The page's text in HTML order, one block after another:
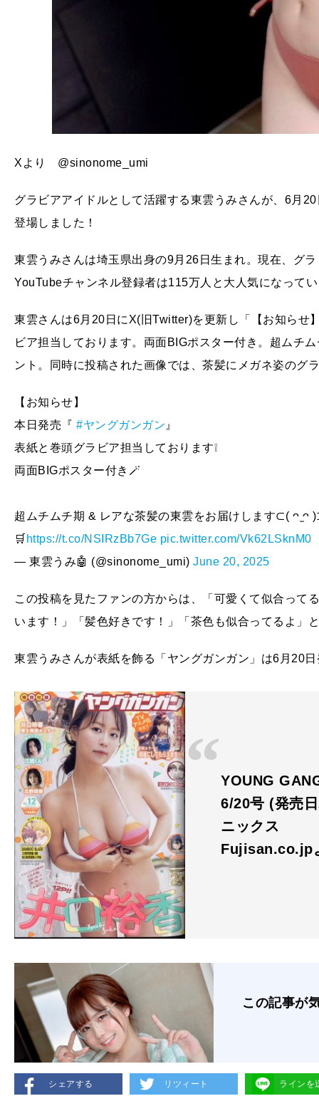
Xより @sinonome_umi
グラビアアイドルとして活躍する東雲うみさんが、6月
登場しました！
東雲うみさんは埼玉県出身の9月26日生まれ。現在、グ
YouTubeチャンネル登録者は115万人と大人気になって
東雲さんは6月20日にX(旧Twitter)を更新し「【お知らせ
ビア担当しております。両面BIGポスター付き︎︎。超ムチ
ント。同時に投稿された画像では、茶髪にメガネ姿のグ
【お知らせ】
本日発売『 #ヤングガンガン 』
表紙と巻頭グラビア担当しております❕
両面BIGポスター付き🪄︎︎
超ムチムチ期 & レアな茶髪の東雲をお届けします⊂( ᴖ ̫ᴖ
🛒 https://t.co/NSIRzBb7Ge pic.twitter.com/Vk62LSknM0
— 東雲うみ🤖 (@sinonome_umi) June 20, 2025
この投稿を見たファンの方からは、「可愛くて似合って
います！」「髪色好きです！」「茶色も似合ってるよ」
東雲うみさんが表紙を飾る「ヤングガンガン」は6月20
YOUNG
6/20号 (発売
ニックス
Fujisan.co.jp
この記事が
シェアする リツィート ラインを